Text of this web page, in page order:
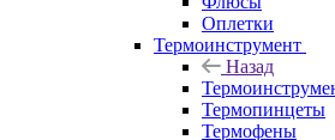
Оплетки
Термоинструмент
Назад
Термопинцеты
Термофены